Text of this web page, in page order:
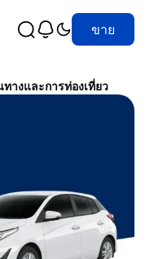
ขาย
ทางและการท่องเที่ยว